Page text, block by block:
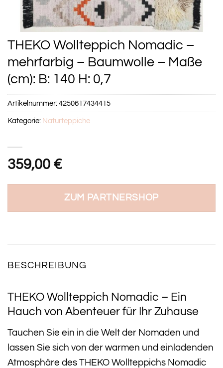
THEKO Wollteppich Nomadic –
mehrfarbig – Baumwolle – Maße
(cm): B: 140 H: 0,7
359,00 €
ZUM PARTNERSHOP
Artikelnummer:4250617434415
Kategorie: Naturteppiche
BESCHREIBUNG
THEKO Wollteppich Nomadic – Ein
Hauch von Abenteuer für Ihr Zuhause
Tauchen Sie ein in die Welt der Nomaden und
lassen Sie sich von der warmen und einladenden
Atmosphäre des THEKO Wollteppichs Nomadic